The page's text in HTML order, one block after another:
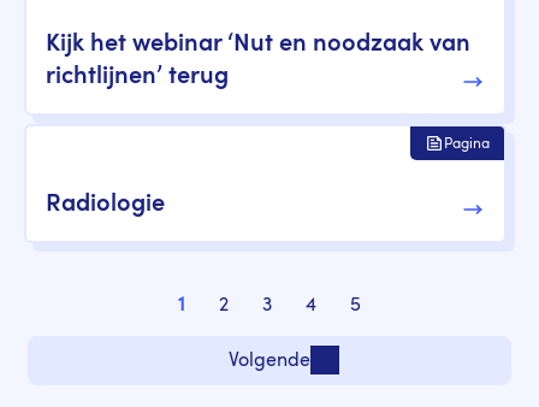
Kijk het webinar ‘Nut en noodzaak van
richtlijnen’ terug
Radiologie
Pagina
1
2
3
4
5
Volgende pagina
Volgende